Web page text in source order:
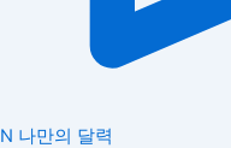
N 나만의 달력